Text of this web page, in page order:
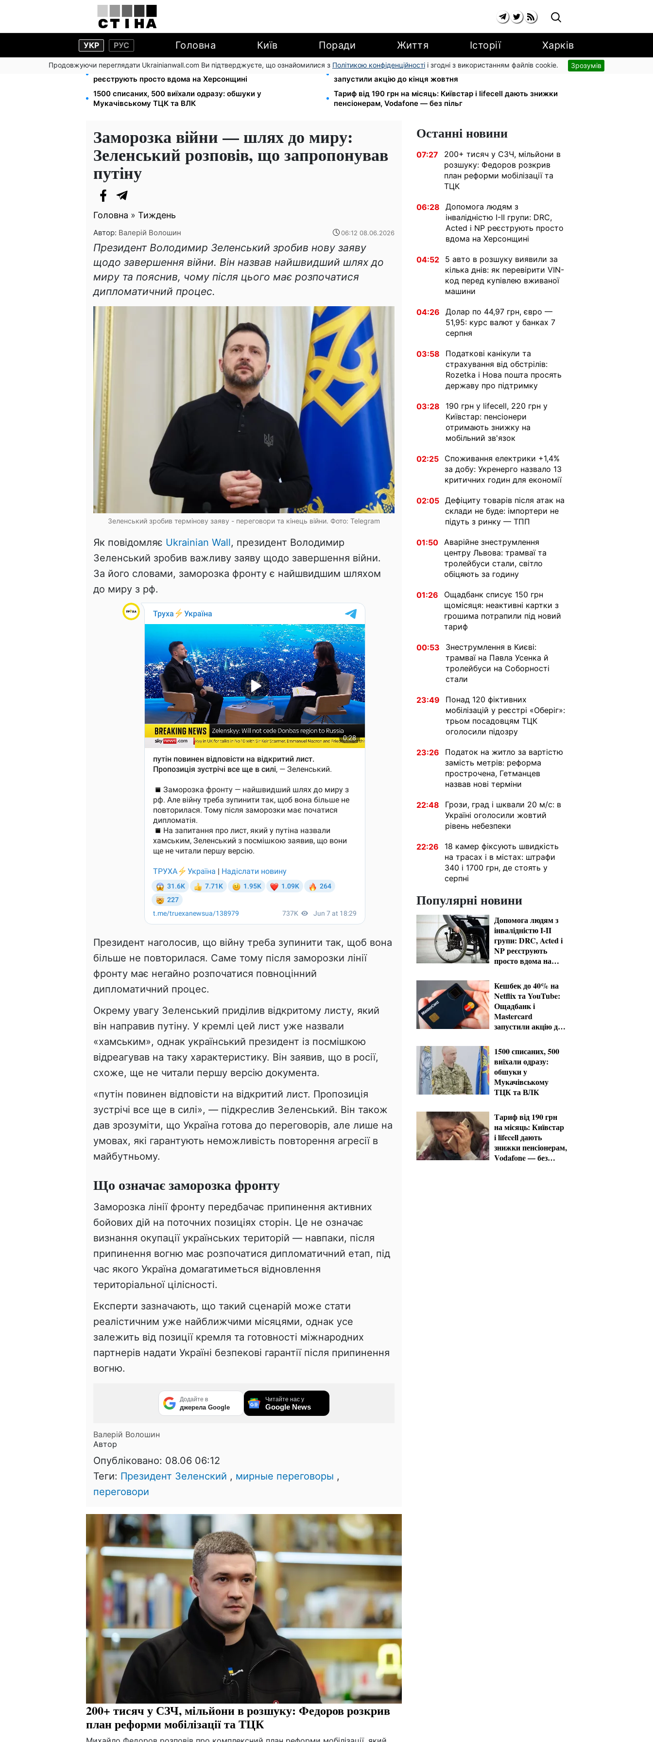
УКР РУС Головна Київ Поради Життя Історії Харків
Продовжуючи переглядати Ukrainianwall.com Ви підтверджуєте, що ознайомилися з Політикою конфіденційності і згодні з використанням файлів cookie. Зрозумів
Допомога людям з інвалідністю I-II групи: DRC, Acted і NP
реєструють просто вдома на Херсонщині
Кешбек до 40% на Netflix та YouTube: Ощадбанк і Mastercard
запустили акцію до кінця жовтня
1500 списаних, 500 виїхали одразу: обшуки у
Мукачівському ТЦК та ВЛК
Тариф від 190 грн на місяць: Київстар і lifecell дають знижки
пенсіонерам, Vodafone — без пільг
Заморозка війни — шлях до миру:
Зеленський розповів, що запропонував
путіну
Головна » Тиждень
Автор: Валерій Волошин 06:12 08.06.2026
Президент Володимир Зеленський зробив нову заяву
щодо завершення війни. Він назвав найшвидший шлях до
миру та пояснив, чому після цього має розпочатися
дипломатичний процес.
Зеленський зробив термінову заяву - переговори та кінець війни. Фото: Telegram
Як повідомляє Ukrainian Wall, президент Володимир
Зеленський зробив важливу заяву щодо завершення війни.
За його словами, заморозка фронту є найшвидшим шляхом
до миру з рф.
Президент наголосив, що війну треба зупинити так, щоб вона
більше не повторилася. Саме тому після заморозки лінії
фронту має негайно розпочатися повноцінний
дипломатичний процес.
Окрему увагу Зеленський приділив відкритому листу, який
він направив путіну. У кремлі цей лист уже назвали
«хамським», однак український президент із посмішкою
відреагував на таку характеристику. Він заявив, що в росії,
схоже, ще не читали першу версію документа.
«путін повинен відповісти на відкритий лист. Пропозиція
зустрічі все ще в силі», — підкреслив Зеленський. Він також
дав зрозуміти, що Україна готова до переговорів, але лише на
умовах, які гарантують неможливість повторення агресії в
майбутньому.
Що означає заморозка фронту
Заморозка лінії фронту передбачає припинення активних
бойових дій на поточних позиціях сторін. Це не означає
визнання окупації українських територій — навпаки, після
припинення вогню має розпочатися дипломатичний етап, під
час якого Україна домагатиметься відновлення
територіальної цілісності.
Експерти зазначають, що такий сценарій може стати
реалістичним уже найближчими місяцями, однак усе
залежить від позиції кремля та готовності міжнародних
партнерів надати Україні безпекові гарантії після припинення
вогню.
Додайте в
джерела Google
Читайте нас у
Google News
Валерій Волошин
Автор
Опубліковано: 08.06 06:12
Теги: Президент Зеленский , мирные переговоры ,
переговори
200+ тисяч у СЗЧ, мільйони в розшуку: Федоров розкрив
план реформи мобілізації та ТЦК
Останні новини
07:27
200+ тисяч у СЗЧ, мільйони в
розшуку: Федоров розкрив
план реформи мобілізації та
ТЦК
06:28
Допомога людям з
інвалідністю I-II групи: DRC,
Acted і NP реєструють просто
вдома на Херсонщині
04:52
5 авто в розшуку виявили за
кілька днів: як перевірити VIN-
код перед купівлею вживаної
машини
04:26
Долар по 44,97 грн, євро —
51,95: курс валют у банках 7
серпня
03:58
Податкові канікули та
страхування від обстрілів:
Rozetka і Нова пошта просять
державу про підтримку
03:28
190 грн у lifecell, 220 грн у
Київстар: пенсіонери
отримають знижку на
мобільний зв'язок
02:25
Споживання електрики +1,4%
за добу: Укренерго назвало 13
критичних годин для економії
02:05 Дефіциту товарів після атак на
склади не буде: імпортери не
підуть з ринку — ТПП
01:50 Аварійне знеструмлення
центру Львова: трамваї та
тролейбуси стали, світло
обіцяють за годину
01:26
Ощадбанк списує 150 грн
щомісяця: неактивні картки з
грошима потрапили під новий
тариф
00:53
Знеструмлення в Києві:
трамваї на Павла Усенка й
тролейбуси на Соборності
стали
23:49
Понад 120 фіктивних
мобілізацій у реєстрі «Оберіг»:
трьом посадовцям ТЦК
оголосили підозру
23:26
Податок на житло за вартістю
замість метрів: реформа
прострочена, Гетманцев
назвав нові терміни
22:48
Грози, град і шквали 20 м/с: в
Україні оголосили жовтий
рівень небезпеки
22:26
18 камер фіксують швидкість
на трасах і в містах: штрафи
340 і 1700 грн, де стоять у
серпні
Популярні новини
Допомога людям з
інвалідністю I-II
групи: DRC, Acted і
NP реєструють
просто вдома на
Кешбек до 40% на
Netflix та YouTube:
Ощадбанк і
Mastercard
запустили акцію до
1500 списаних, 500
виїхали одразу:
обшуки у
Мукачівському
ТЦК та ВЛК
Тариф від 190 грн
на місяць: Київстар
і lifecell дають
знижки пенсіонерам,
Vodafone — без